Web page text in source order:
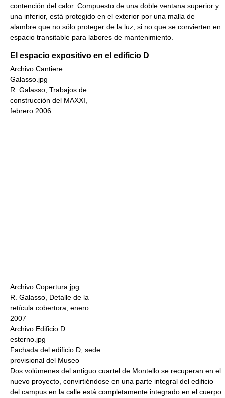
contención del calor. Compuesto de una doble ventana superior y
una inferior, está protegido en el exterior por una malla de
alambre que no sólo proteger de la luz, si no que se convierten en
espacio transitable para labores de mantenimiento.
El espacio expositivo en el edificio D
Archivo:Cantiere
Galasso.jpg
R. Galasso, Trabajos de
construcción del MAXXI,
febrero 2006
Archivo:Copertura.jpg
R. Galasso, Detalle de la
retícula cobertora, enero
2007
Archivo:Edificio D
esterno.jpg
Fachada del edificio D, sede
provisional del Museo
Dos volúmenes del antiguo cuartel de Montello se recuperan en el
nuevo proyecto, convirtiéndose en una parte integral del edificio
del campus en la calle está completamente integrado en el cuerpo